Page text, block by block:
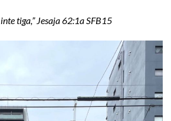
tiga,” Jesaja 62:1a SFB15